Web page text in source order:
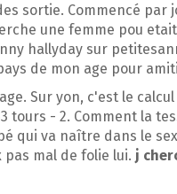
sortie. Commencé
une femme pou
hallyday sur
de mon age pour
Sur yon, c'est le
tours - 2. Comment la
qui va naître dans le
mal de folie lui. j